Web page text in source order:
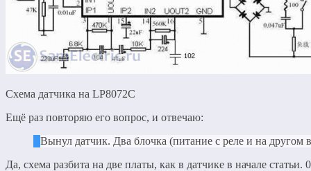
Схема датчика на LP8072C
Ещё раз повторяю его вопрос, и отвечаю:
Вынул датчик. Два блочка (питание с реле и на другом
Да, схема разбита на две платы, как в датчике в начале